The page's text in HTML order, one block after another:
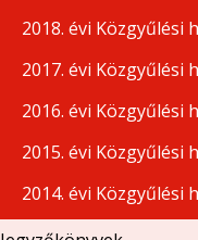
2018. évi Közgyűlési
2017. évi Közgyűlési
2016. évi Közgyűlési
2015. évi Közgyűlési
2014. évi Közgyűlési